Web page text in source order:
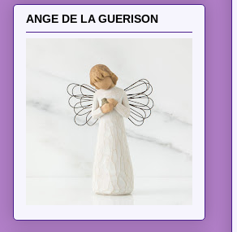
ANGE DE LA GUERISON